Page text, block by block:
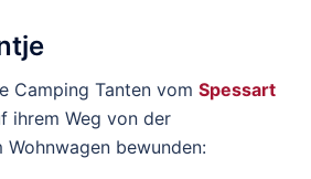
Camping Tanten vom Spessart
ihrem Weg von der
bewunden: